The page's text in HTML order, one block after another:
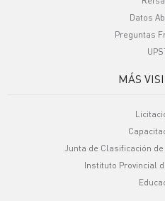
Datos
Preguntas
MÁS
Junta de Clasificación
Instituto Provincial